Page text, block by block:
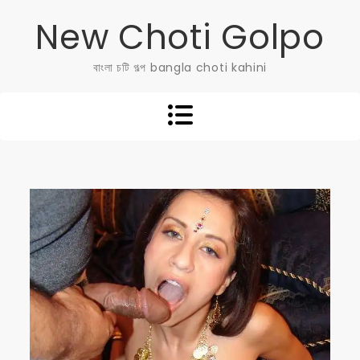
New Choti Golpo
বাংলা চটি গল্প bangla choti kahini